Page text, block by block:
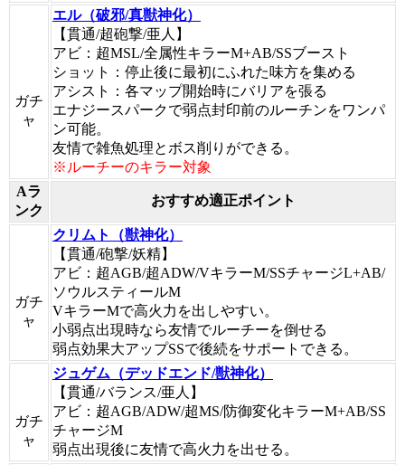
ガチ
ャ
エル（破邪/真獣神化）
【貫通/超砲撃/亜人】
アビ：超MSL/全属性キラーM+AB/SSブースト
ショット：停止後に最初にふれた味方を集める
アシスト：各マップ開始時にバリアを張る
エナジースパークで弱点封印前のルーチンをワンパ
ン可能。
友情で雑魚処理とボス削りができる。
※ルーチーのキラー対象
Aラ
ンク
おすすめ適正ポイント
ガチ
ャ
クリムト（獣神化）
【貫通/砲撃/妖精】
アビ：超AGB/超ADW/VキラーM/SSチャージL+AB/
ソウルスティールM
VキラーMで高火力を出しやすい。
小弱点出現時なら友情でルーチーを倒せる
弱点効果大アップSSで後続をサポートできる。
ガチ
ャ
ジュゲム（デッドエンド/獣神化）
【貫通/バランス/亜人】
アビ：超AGB/ADW/超MS/防御変化キラーM+AB/SS
チャージM
弱点出現後に友情で高火力を出せる。